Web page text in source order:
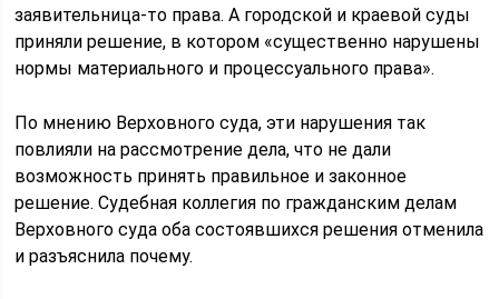
заявительница-то права. А городской и краевой суды
приняли решение, в котором «существенно нарушены
нормы материального и процессуального права».
По мнению Верховного суда, эти нарушения так
повлияли на рассмотрение дела, что не дали
возможность принять правильное и законное
решение. Судебная коллегия по гражданским делам
Верховного суда оба состоявшихся решения отменила
и разъяснила почему.